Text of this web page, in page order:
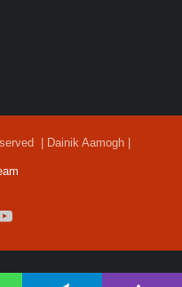
| Dainik Aamogh |